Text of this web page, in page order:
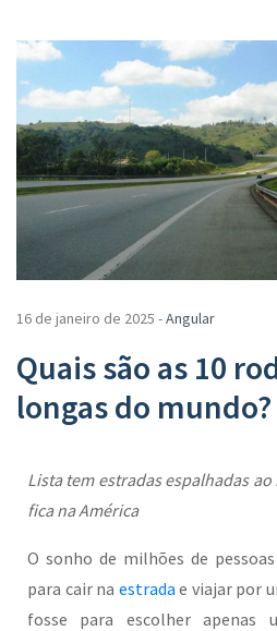
16 de janeiro de 2025 -Angular
Quais são as 10
longas do
Lista tem estradas espalhadas
fica na América
O sonho de milhões de
para cair na estradae viajar por
fosse para escolher apenas